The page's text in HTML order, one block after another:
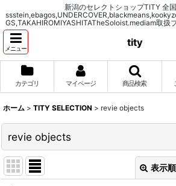
新潟のセレクトショップTITY 全
GS,TAKAHIROMIYASHITATheSoloist.mediam取扱
メニュー
tity
カテゴリ マイページ 商品検索
ホーム > TITY SELECTION > revie objects
revie objects
表示